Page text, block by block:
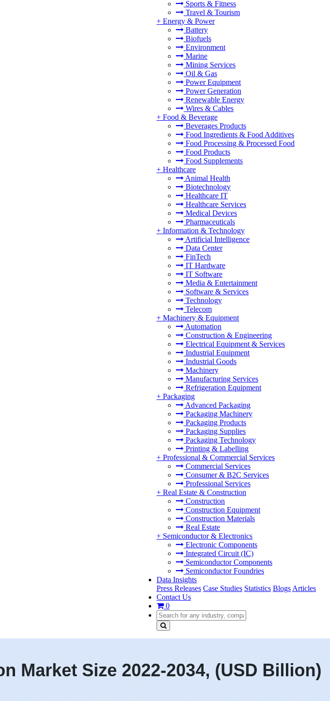
Sports & Fitness
Travel & Tourism
+ Energy & Power
Battery
Biofuels
Environment
Marine
Mining Services
Oil & Gas
Power Equipment
Power Generation
Renewable Energy
Wires & Cables
+ Food & Beverage
Beverages Products
Food Ingredients & Food Additives
Food Processing & Processed Food
Food Products
Food Supplements
+ Healthcare
Animal Health
Biotechnology
Healthcare IT
Healthcare Services
Medical Devices
Pharmaceuticals
+ Information & Technology
Artificial Intelligence
Data Center
FinTech
IT Hardware
IT Software
Media & Entertainment
Software & Services
Technology
Telecom
+ Machinery & Equipment
Automation
Construction & Engineering
Electrical Equipment & Services
Industrial Equipment
Industrial Goods
Machinery
Manufacturing Services
Refrigeration Equipment
+ Packaging
Advanced Packaging
Packaging Machinery
Packaging Products
Packaging Supplies
Packaging Technology
Printing & Labelling
+ Professional & Commercial Services
Commercial Services
Consumer & B2C Services
Professional Services
+ Real Estate & Construction
Construction
Construction Equipment
Construction Materials
Real Estate
+ Semiconductor & Electronics
Electronic Components
Integrated Circuit (IC)
Semiconductor Components
Semiconductor Foundries
Data Insights
Press Releases Case Studies Statistics Blogs Articles
Contact Us
0